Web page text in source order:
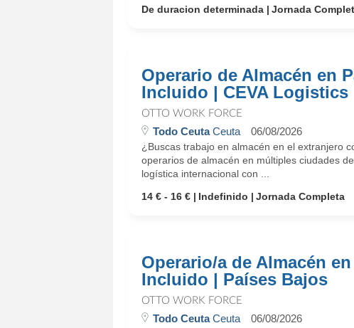
De duracion determinada
Jornada
Operario de Almacén en
Incluido | CEVA Logistics
OTTO WORK FORCE
Todo CeutaCeuta 06/08/2026
¿Buscas trabajo en almacén en el extranjero
operarios de almacén en múltiples ciudades
logística internacional con ...
14 € - 16 €
Indefinido Jornada Completa
Operario/a de Almacén
Incluido | Países Bajos
OTTO WORK FORCE
Todo CeutaCeuta 06/08/2026